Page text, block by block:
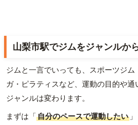
山梨市駅でジムをジャンルか
ジムと一言でいっても、スポーツジム
ガ・ピラティスなど、運動の目的や
ジャンルは変わります。
まずは「自分のペースで運動したい